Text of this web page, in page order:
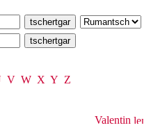
V W X Y Z
Valentin